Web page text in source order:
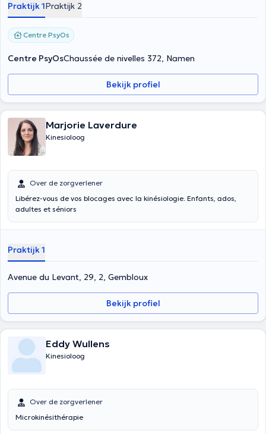
Praktijk 1Praktijk 2
Centre PsyOs
Centre PsyOsChaussée de nivelles 372, Namen
Bekijk profiel
Marjorie Laverdure
Kinesioloog
Over de zorgverlener
Libérez-vous de vos blocages avec la kinésiologie. Enfants, ados,
adultes et séniors
Praktijk 1
Avenue du Levant, 29, 2, Gembloux
Bekijk profiel
Eddy Wullens
Kinesioloog
Over de zorgverlener
Microkinésithérapie